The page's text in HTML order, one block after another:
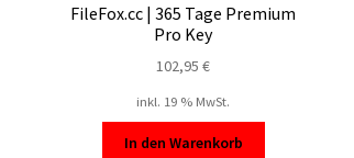
FileFox.cc | 365 Tage Premium
Pro Key
102,95€
inkl. 19 % MwSt.
In den Warenkorb